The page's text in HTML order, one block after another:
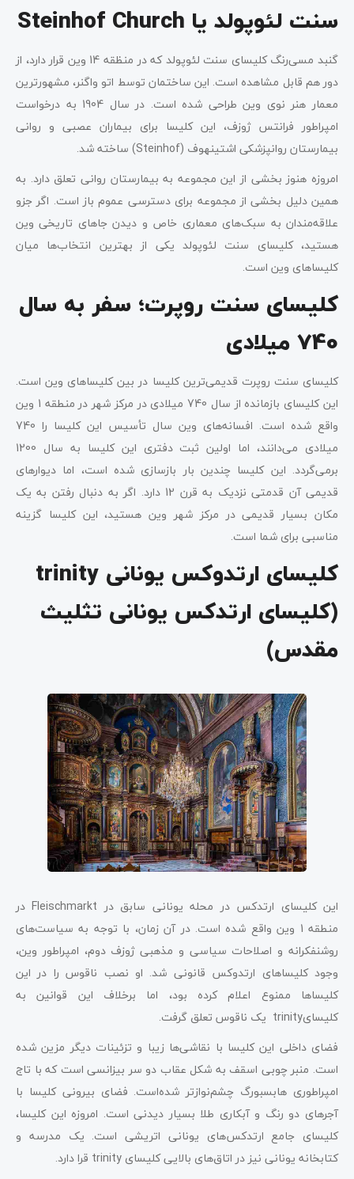
سنت لئوپولد یا Steinhof Church
گنبد مسی‌رنگ کلیسای سنت لئوپولد که در منظقه 14 وین قرار دارد، از
دور هم قابل مشاهده است. این ساختمان توسط اتو واگنر، مشهورترین
معمار هنر نوی وین طراحی شده است. در سال 1904 به درخواست
امپراطور فرانتس ژوزف، این کلیسا برای بیماران عصبی و روانی
بیمارستان روانپزشکی اشتینهوف (Steinhof) ساخته شد.
امروزه هنوز بخشی از این مجموعه به بیمارستان روانی تعلق دارد. به
همین دلیل بخشی از مجموعه برای دسترسی عموم باز است. اگر جزو
علاقه‌مندان به سبک‌های معماری خاص و دیدن جاهای تاریخی وین
هستید، کلیسای سنت لئوپولد یکی از بهترین انتخاب‌ها میان
کلیساهای وین است.
کلیسای سنت روپرت؛ سفر به سال
740 میلادی
کلیسای سنت روپرت قدیمی‌ترین کلیسا در بین کلیساهای وین است.
این کلیسای بازمانده از سال 740 میلادی در مرکز شهر در منطقه 1 وین
واقع شده است. افسانه‌های وین سال تأسیس این کلیسا را 740
میلادی می‌دانند، اما اولین ثبت دفتری این کلیسا به سال 1200
برمی‌گردد. این کلیسا چندین بار بازسازی شده است، اما دیوارهای
قدیمی آن قدمتی نزدیک به قرن 12 دارد. اگر به دنبال رفتن به یک
مکان بسیار قدیمی در مرکز شهر وین هستید، این کلیسا گزینه
مناسبی برای شما است.
(کلیسای ارتدکس یونانی تثلیث
مقدس)
این کلیسای ارتدکس در محله یونانی سابق در Fleischmarkt در
منطقه 1 وین واقع شده است. در آن زمان، با توجه به سیاست‌های
روشنفکرانه و اصلاحات سیاسی و مذهبی ژوزف دوم، امپراطور وین،
وجود کلیساهای ارتدوکس قانونی شد. او نصب ناقوس را در این
کلیساها ممنوع اعلام کرده بود، اما برخلاف این قوانین به
کلیسایtrinity یک ناقوس تعلق گرفت.
فضای داخلی این کلیسا با نقاشی‌ها زیبا و تزئینات دیگر مزین شده
است. منبر چوبی اسقف به شکل عقاب دو سر بیزانسی است که با تاج
امپراطوری هابسبورگ چشم‌نوازتر شده‌است. فضای بیرونی کلیسا با
آجرهای دو رنگ و آبکاری طلا بسیار دیدنی است. امروزه این کلیسا،
کلیسای جامع ارتدکس‌های یونانی اتریشی است. یک مدرسه و
کتابخانه یونانی نیز در اتاق‌های بالایی کلیسای trinity قرا دارد.